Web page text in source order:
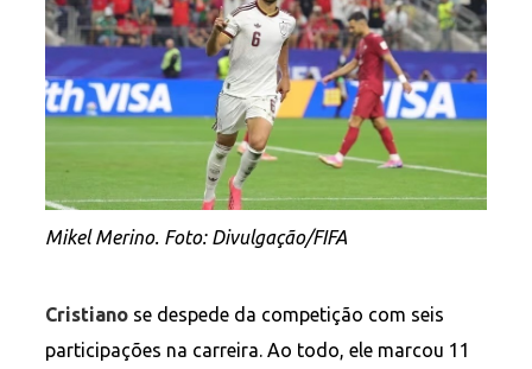
Mikel Merino. Foto: Divulgação/FIFA
Cristiano se despede da competição com seis
participações na carreira. Ao todo, ele marcou 11